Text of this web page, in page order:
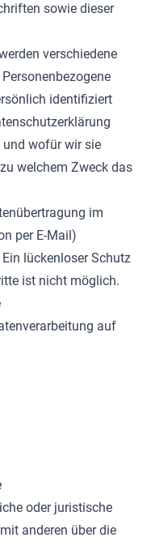
sowie dieser
verschiedene
identifiziert
und wofür wir sie
welchem Zweck das
im
per E-Mail)
lückenloser Schutz
ist nicht möglich.
auf
oder juristische
anderen über die